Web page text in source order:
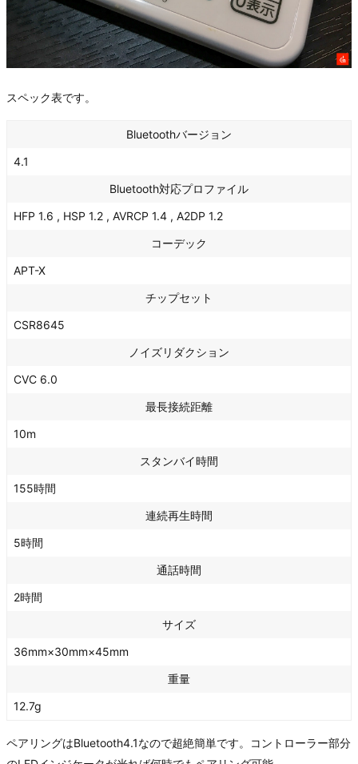
スペック表です。
Bluetoothバージョン
4.1
Bluetooth対応プロファイル
HFP 1.6 , HSP 1.2 , AVRCP 1.4 , A2DP 1.2
コーデック
APT-X
チップセット
CSR8645
ノイズリダクション
CVC 6.0
最長接続距離
10m
スタンバイ時間
155時間
連続再生時間
5時間
通話時間
2時間
サイズ
36mm×30mm×45mm
重量
12.7g
ペアリングはBluetooth4.1なので超絶簡単です。コントローラー部分